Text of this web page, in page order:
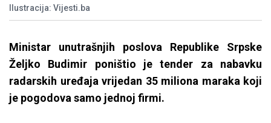
Ilustracija: Vijesti.ba
Ministar unutrašnjih poslova Republike Srpske
Željko Budimir poništio je tender za nabavku
radarskih uređaja vrijedan 35 miliona maraka koji
je pogodova samo jednoj firmi.